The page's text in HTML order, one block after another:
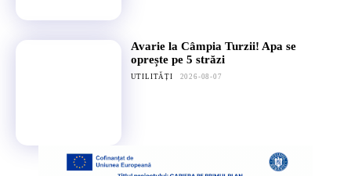
Avarie la Câmpia Turzii! Apa se
oprește pe 5 străzi
UTILITĂȚI 2026-08-07